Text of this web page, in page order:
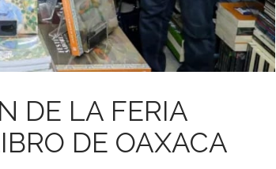
DE LA FERIA
DE OAXACA